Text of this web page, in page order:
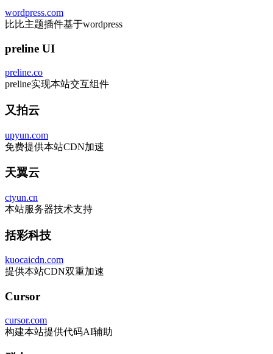
wordpress.com
比比主题插件基于wordpress
preline UI
preline.co
preline实现本站交互组件
又拍云
upyun.com
免费提供本站CDN加速
天翼云
ctyun.cn
本站服务器技术支持
括彩科技
kuocaicdn.com
提供本站CDN双重加速
Cursor
cursor.com
构建本站提供代码AI辅助